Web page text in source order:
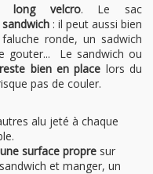
long velcro. Le sac
: il peut aussi bien
ronde, un sadwich
gouter... Le sandwich ou
bien en place lors du
pas de couler.
alu jeté à chaque
une surface propre sur
et manger, un